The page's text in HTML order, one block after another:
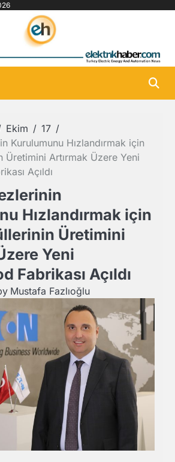
Ekim
17
Kurulumunu Hızlandırmak için
Üretimini Artırmak Üzere Yeni
Açıldı
Hızlandırmak için
Üretimini
Yeni
Fabrikası Açıldı
Mustafa Fazlıoğlu